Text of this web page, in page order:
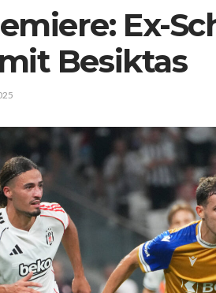
Ex-
Besiktas